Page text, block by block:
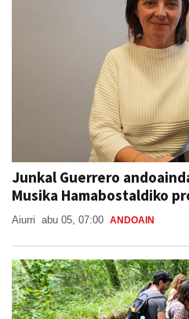
Junkal Guerrero
Musika Hamabostaldiko
Aiurri abu 05, 07:00 ANDOAIN